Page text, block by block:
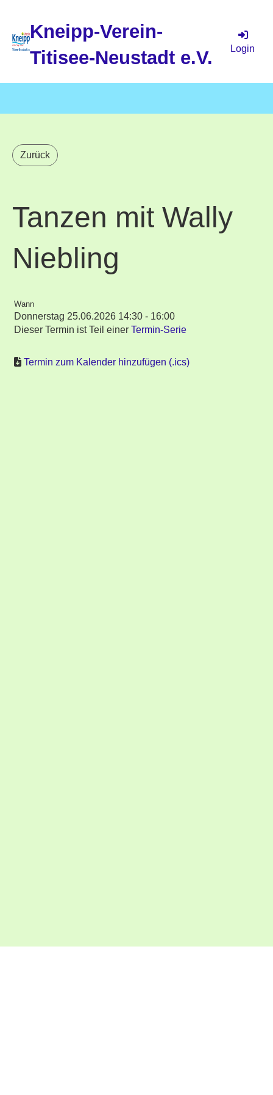
Kneipp-Verein-
Titisee-Neustadt e.V.
Login
Zurück
Tanzen mit Wally
Niebling
Wann
Donnerstag 25.06.2026 14:30 - 16:00
Dieser Termin ist Teil einer Termin-Serie
Termin zum Kalender hinzufügen (.ics)